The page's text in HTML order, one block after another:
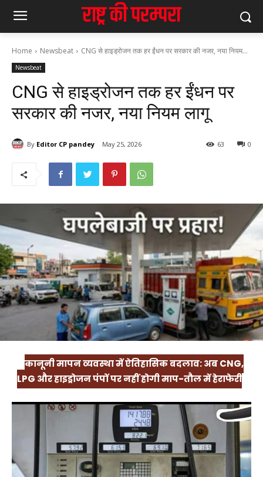
Home Newsbeat CNG से हाइड्रोजन तक हर ईंधन पर सरकार की नजर, नया नियम...
Newsbeat
CNG से हाइड्रोजन तक हर ईंधन पर
सरकार की नजर, नया नियम लागू
By Editor CP pandey May 25, 2026 0
63
कानूनी मापन व्यवस्था में ऐतिहासिक बदलाव: अब CNG,
LPG और हाइड्रोजन पंपों पर नहीं होगी माप-तौल में हेराफेरी